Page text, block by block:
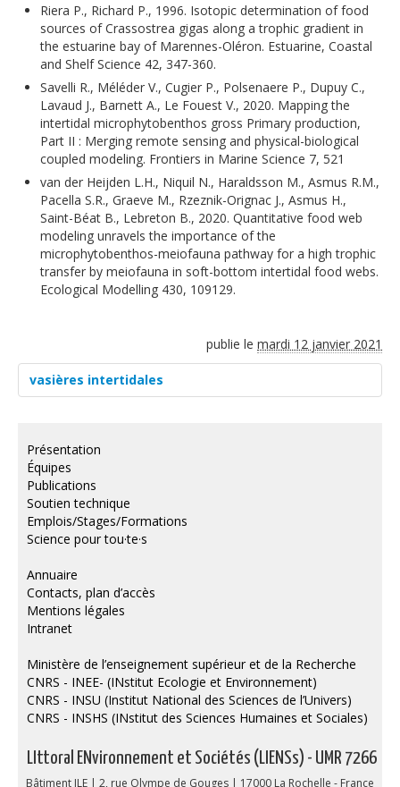
Riera P., Richard P., 1996. Isotopic determination of food
sources of Crassostrea gigas along a trophic gradient in
the estuarine bay of Marennes-Oléron. Estuarine, Coastal
and Shelf Science 42, 347-360.
Savelli R., Méléder V., Cugier P., Polsenaere P., Dupuy C.,
Lavaud J., Barnett A., Le Fouest V., 2020. Mapping the
intertidal microphytobenthos gross Primary production,
Part II : Merging remote sensing and physical-biological
coupled modeling. Frontiers in Marine Science 7, 521
van der Heijden L.H., Niquil N., Haraldsson M., Asmus R.M.,
Pacella S.R., Graeve M., Rzeznik-Orignac J., Asmus H.,
Saint-Béat B., Lebreton B., 2020. Quantitative food web
modeling unravels the importance of the
microphytobenthos-meiofauna pathway for a high trophic
transfer by meiofauna in soft-bottom intertidal food webs.
Ecological Modelling 430, 109129.
publie le mardi 12 janvier 2021
vasières intertidales
Présentation
Équipes
Publications
Soutien technique
Emplois/Stages/Formations
Science pour tou·te·s
Annuaire
Contacts, plan d’accès
Mentions légales
Intranet
Ministère de l’enseignement supérieur et de la Recherche
CNRS - INEE- (INstitut Ecologie et Environnement)
CNRS - INSU (Institut National des Sciences de l’Univers)
CNRS - INSHS (INstitut des Sciences Humaines et Sociales)
LIttoral ENvironnement et Sociétés (LIENSs) - UMR 7266
Bâtiment ILE | 2, rue Olympe de Gouges | 17000 La Rochelle - France